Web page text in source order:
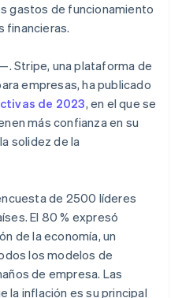
línea
la infraestructura
gastos de funcionamiento
financieras.
Stripe, una plataforma de
empresas, ha publicado
de 2023, en el que se
más confianza en su
solidez de la
de 2500 líderes
El 80 % expresó
de la economía, un
los modelos de
de empresa. Las
la inflación es su principal